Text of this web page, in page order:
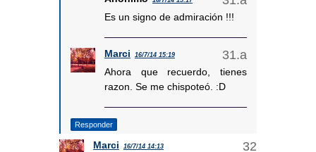
Es un signo de admiración !!!
Marci 16/7/14 15:19
Ahora que recuerdo, tienes
razon. Se me chispoteó. :D
Responder
Marci 16/7/14 14:13